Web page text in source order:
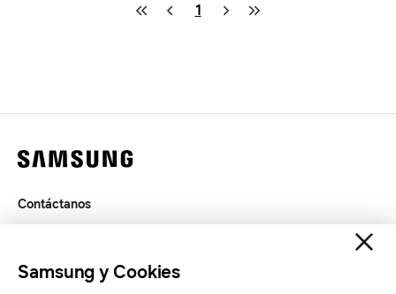
1
Contáctanos
SAMSUNG.COM
Samsung y Cookies